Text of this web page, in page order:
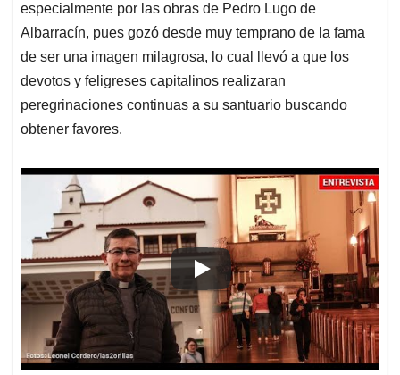
especialmente por las obras de Pedro Lugo de
Albarracín, pues gozó desde muy temprano de la fama
de ser una imagen milagrosa, lo cual llevó a que los
devotos y feligreses capitalinos realizaran
peregrinaciones continuas a su santuario buscando
obtener favores.